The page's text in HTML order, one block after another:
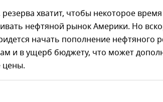
хватит, чтобы некоторое время
нефтяной рынок Америки. Но
начать пополнение нефтяного
и в ущерб бюджету, что может
цены.